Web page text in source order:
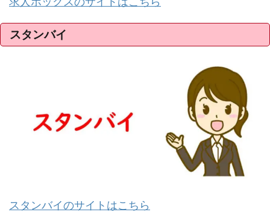
スタンバイ
スタンバイのサイトはこちら